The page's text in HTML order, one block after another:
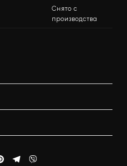
Снято с
производства